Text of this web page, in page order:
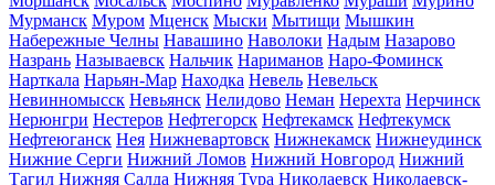
Мурманск Муром Мценск Мыски Мытищи Мышкин
Набережные Челны Навашино Наволоки Надым Назарово
Назрань Называевск Нальчик Нариманов Наро-Фоминск
Нарткала Нарьян-Мар Находка Невель Невельск
Невинномысск Невьянск Нелидово Неман Нерехта Нерчинск
Нерюнгри Нестеров Нефтегорск Нефтекамск Нефтекумск
Нефтеюганск Нея Нижневартовск Нижнекамск Нижнеудинск
Нижние Серги Нижний Ломов Нижний Новгород Нижний
Тагил Нижняя Салда Нижняя Тура Николаевск Николаевск-